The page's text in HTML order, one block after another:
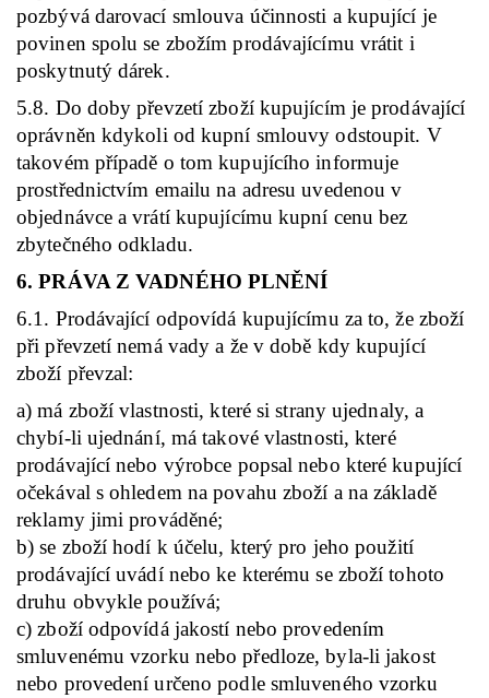
pozbývá darovací smlouva účinnosti a kupující je
povinen spolu se zbožím prodávajícímu vrátit i
poskytnutý dárek.
5.8. Do doby převzetí zboží kupujícím je prodávající
oprávněn kdykoli od kupní smlouvy odstoupit. V
takovém případě o tom kupujícího informuje
prostřednictvím emailu na adresu uvedenou v
objednávce a vrátí kupujícímu kupní cenu bez
zbytečného odkladu.
6. PRÁVA Z VADNÉHO PLNĚNÍ
6.1. Prodávající odpovídá kupujícímu za to, že zboží
při převzetí nemá vady a že v době kdy kupující
zboží převzal:
a) má zboží vlastnosti, které si strany ujednaly, a
chybí-li ujednání, má takové vlastnosti, které
prodávající nebo výrobce popsal nebo které kupující
očekával s ohledem na povahu zboží a na základě
reklamy jimi prováděné;
b) se zboží hodí k účelu, který pro jeho použití
prodávající uvádí nebo ke kterému se zboží tohoto
druhu obvykle používá;
c) zboží odpovídá jakostí nebo provedením
smluvenému vzorku nebo předloze, byla-li jakost
nebo provedení určeno podle smluveného vzorku